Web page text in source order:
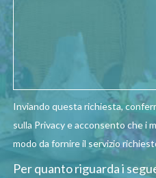
Inviando questa richiesta,
sulla Privacy e acconsento che i
modo da fornire il servizio
Per quanto riguarda i